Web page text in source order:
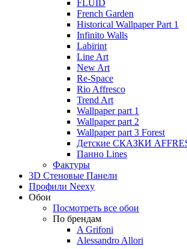
FLUID
French Garden
Historical Wallpaper Part 1
Infinito Walls
Labirint
Line Art
New Art
Re-Space
Rio Affresco
Trend Art
Wallpaper part 1
Wallpaper part 2
Wallpaper part 3 Forest
Детские СКАЗКИ
Панно Lines
Фактуры
3D Стеновые Панели
Профили Neexy
Обои
Посмотреть все обои
По брендам
A Grifoni
Alessandro Allori